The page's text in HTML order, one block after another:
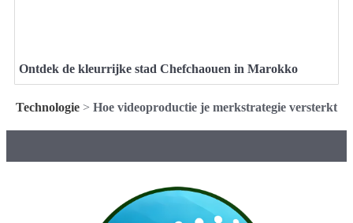
Ontdek de kleurrijke stad Chefchaouen in Marokko
Technologie > Hoe videoproductie je merkstrategie versterkt